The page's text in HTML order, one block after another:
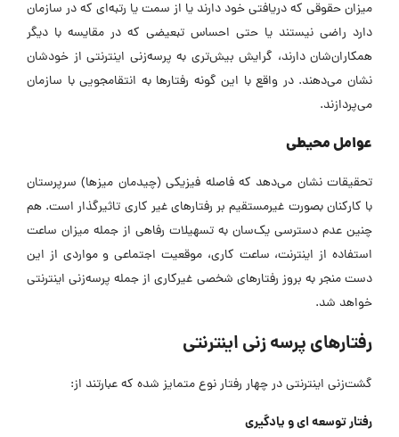
میزان حقوقی که دریافتی خود دارند یا از سمت یا رتبه‌ای که در سازمان
دارد راضی نیستند یا حتی احساس تبعیضی که در مقایسه با دیگر
همکاران‌شان دارند، گرایش بیش‌تری به پرسه‌زنی اینترنتی از خودشان
نشان می‌دهند. در واقع با این گونه رفتارها به انتقامجویی با سازمان
می‌پردازند.
عوامل محیطی
تحقیقات نشان می‌دهد که فاصله فیزیکی (چیدمان میزها) سرپرستان
با کارکنان بصورت غیرمستقیم بر رفتارهای غیر کاری تاثیرگذار است. هم
چنین عدم دسترسی یک‌سان به تسهیلات رفاهی از جمله میزان ساعت
استفاده از اینترنت، ساعت کاری، موقعیت اجتماعی و مواردی از این
دست منجر به بروز رفتارهای شخصی غیرکاری از جمله پرسه‌زنی اینترنتی
خواهد شد.
رفتارهای پرسه زنی اینترنتی
گشت‌زنی اینترنتی در چهار رفتار نوع متمایز شده که عبارتند از:
رفتار توسعه ای و یادگیری